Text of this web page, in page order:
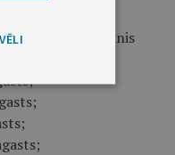
iecirknis